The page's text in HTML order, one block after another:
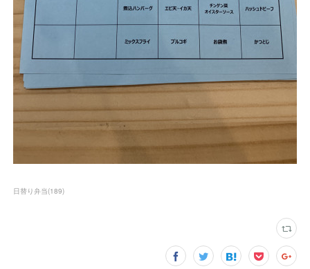
日替り弁当(189)